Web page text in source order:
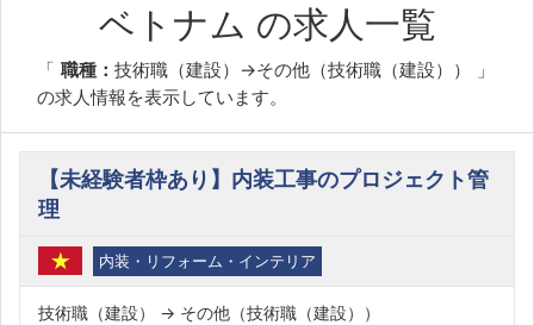
ベトナム の求人一覧
職種： 技術職（建設）→その他（技術職（建設））
の求人情報を表示しています。
【未経験者枠あり】内装工事のプロジェクト管
理
内装・リフォーム・インテリア
技術職（建設） → その他（技術職（建設））